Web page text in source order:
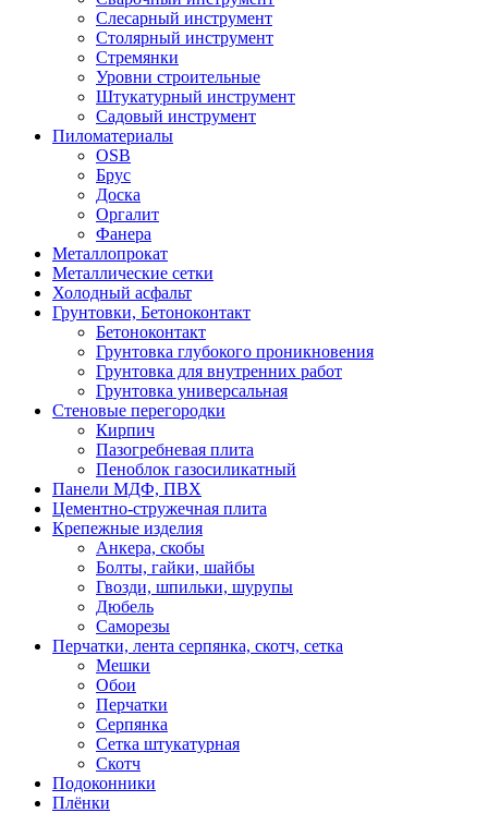
Слесарный инструмент
Столярный инструмент
Стремянки
Уровни строительные
Штукатурный инструмент
Садовый инструмент
Пиломатериалы
OSB
Брус
Доска
Оргалит
Фанера
Металлопрокат
Металлические сетки
Холодный асфальт
Грунтовки, Бетоноконтакт
Бетоноконтакт
Грунтовка глубокого проникновения
Грунтовка для внутренних работ
Грунтовка универсальная
Стеновые перегородки
Кирпич
Пазогребневая плита
Пеноблок газосиликатный
Панели МДФ, ПВХ
Цементно-стружечная плита
Крепежные изделия
Анкера, скобы
Болты, гайки, шайбы
Гвозди, шпильки, шурупы
Дюбель
Саморезы
Перчатки, лента серпянка, скотч, сетка
Мешки
Обои
Перчатки
Серпянка
Сетка штукатурная
Скотч
Подоконники
Плёнки